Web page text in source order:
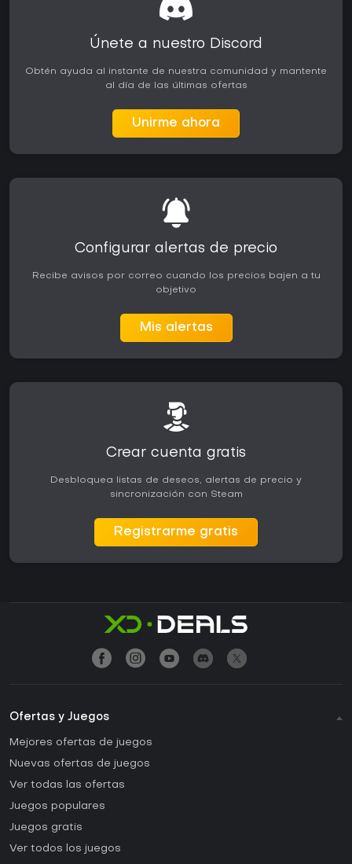
Únete a nuestro Discord
Obtén ayuda al instante de nuestra comunidad y mantente
al día de las últimas ofertas
Unirme ahora
Configurar alertas de precio
Recibe avisos por correo cuando los precios bajen a tu
objetivo
Mis alertas
Crear cuenta gratis
Desbloquea listas de deseos, alertas de precio y
sincronización con Steam
Registrarme gratis
Ofertas y Juegos
Mejores ofertas de juegos
Nuevas ofertas de juegos
Ver todas las ofertas
Juegos populares
Juegos gratis
Ver todos los juegos